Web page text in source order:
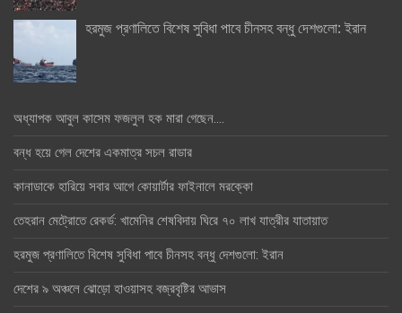
হরমুজ প্রণালিতে বিশেষ সুবিধা পাবে চীনসহ বন্ধু দেশগুলো: ইরান
অধ্যাপক আবুল কাসেম ফজলুল হক মারা গেছেন….
বন্ধ হয়ে গেল দেশের একমাত্র সচল রাডার
কানাডাকে হারিয়ে সবার আগে কোয়ার্টার ফাইনালে মরক্কো
তেহরান মেট্রোতে রেকর্ড: খামেনির শেষবিদায় ঘিরে ৭০ লাখ যাত্রীর যাতায়াত
হরমুজ প্রণালিতে বিশেষ সুবিধা পাবে চীনসহ বন্ধু দেশগুলো: ইরান
দেশের ৯ অঞ্চলে ঝোড়ো হাওয়াসহ বজ্রবৃষ্টির আভাস